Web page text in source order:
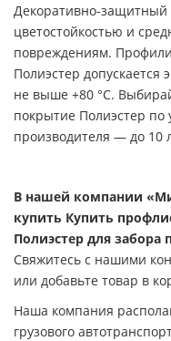
Декоративно-защитный
цветостойкостью и
повреждениям.
Полиэстер допускается
не выше +80 °С.
покрытие Полиэстер
производителя — до 10
В нашей компании
купить Купить
Полиэстер для забора
Свяжитесь с нашими
или добавьте товар в
Наша компания
грузового